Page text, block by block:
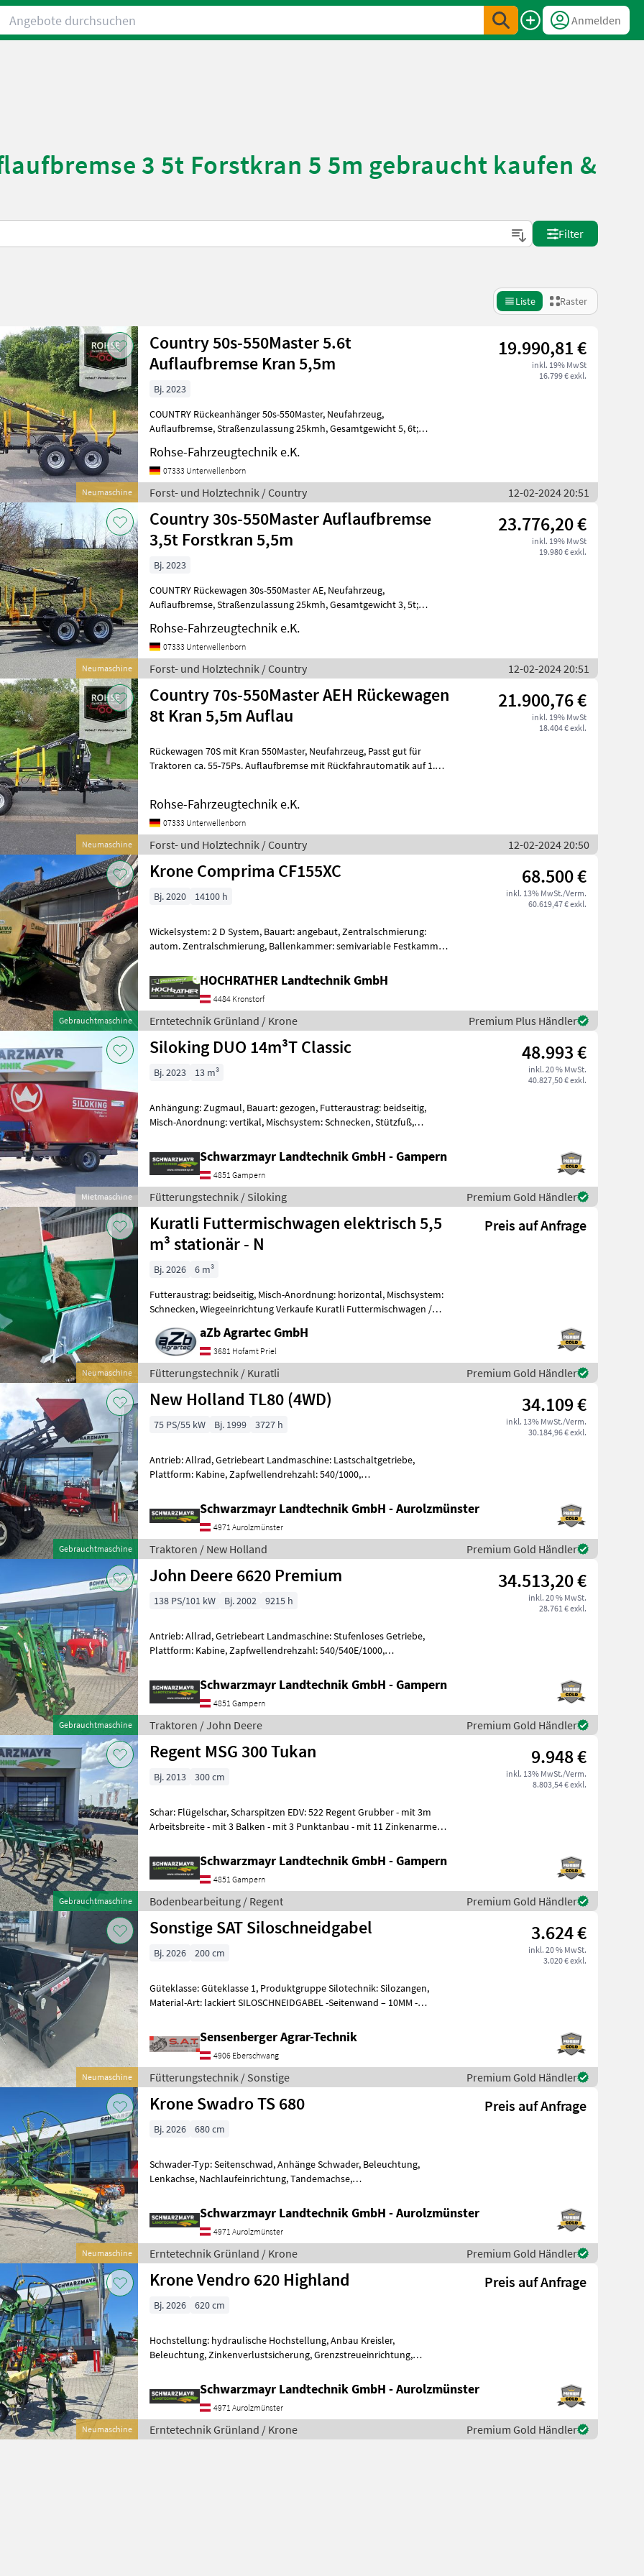
Angebote durchsuchen
Anmelden
3 5t Forstkran 5 5m gebraucht kaufen &
Filter
Liste Raster
Neumaschine
Country 50s-550Master 5.6t
Auflaufbremse Kran 5,5m
19.990,81 €
inkl. 19% MwSt
16.799 € exkl.
Bj. 2023
COUNTRY Rückeanhänger 50s-550Master, Neufahrzeug,
Auflaufbremse, Straßenzulassung 25kmh, Gesamtgewicht 5, 6t;
Rohse-Fahrzeugtechnik e.K.
07333 Unterwellenborn
Forst- und Holztechnik / Country 12-02-2024 20:51
Neumaschine
Country 30s-550Master Auflaufbremse
3,5t Forstkran 5,5m
23.776,20 €
inkl. 19% MwSt
19.980 € exkl.
Bj. 2023
COUNTRY Rückewagen 30s-550Master AE, Neufahrzeug,
Auflaufbremse, Straßenzulassung 25kmh, Gesamtgewicht 3, 5t;
Rohse-Fahrzeugtechnik e.K.
07333 Unterwellenborn
Forst- und Holztechnik / Country 12-02-2024 20:51
Neumaschine
Country 70s-550Master AEH Rückewagen
8t Kran 5,5m Auflau
21.900,76 €
inkl. 19% MwSt
18.404 € exkl.
Rückewagen 70S mit Kran 550Master, Neufahrzeug, Passt gut für
Traktoren ca. 55-75Ps. Auflaufbremse mit Rückfahrautomatik auf 1.
Rohse-Fahrzeugtechnik e.K.
07333 Unterwellenborn
Forst- und Holztechnik / Country 12-02-2024 20:50
Gebrauchtmaschine
Krone Comprima CF155XC 68.500 €
inkl. 13% MwSt./Verm.
60.619,47 € exkl.
Bj. 2020 14100 h
Wickelsystem: 2 D System, Bauart: angebaut, Zentralschmierung:
autom. Zentralschmierung, Ballenkammer: semivariable Festkammer,
HOCHRATHER Landtechnik GmbH
4484 Kronstorf
Erntetechnik Grünland / Krone Premium Plus Händler
Mietmaschine
Siloking DUO 14m³T Classic 48.993 €
inkl. 20 % MwSt.
40.827,50 € exkl.
Bj. 2023 13 m³
Anhängung: Zugmaul, Bauart: gezogen, Futteraustrag: beidseitig,
Misch-Anordnung: vertikal, Mischsystem: Schnecken, Stützfuß,
Schwarzmayr Landtechnik GmbH - Gampern
4851 Gampern
Fütterungstechnik / Siloking Premium Gold Händler
Neumaschine
Kuratli Futtermischwagen elektrisch 5,5
m³ stationär - N
Preis auf Anfrage
Bj. 2026
6 m³
Futteraustrag: beidseitig, Misch-Anordnung: horizontal, Mischsystem:
Schnecken, Wiegeeinrichtung Verkaufe Kuratli Futtermischwagen /
aZb Agrartec GmbH
3681 Hofamt Priel
Fütterungstechnik / Kuratli Premium Gold Händler
Gebrauchtmaschine
New Holland TL80 (4WD) 34.109 €
inkl. 13% MwSt./Verm.
30.184,96 € exkl.
75 PS/55 kW Bj. 1999 3727 h
Antrieb: Allrad, Getriebeart Landmaschine: Lastschaltgetriebe,
Plattform: Kabine, Zapfwellendrehzahl: 540/1000,
Schwarzmayr Landtechnik GmbH - Aurolzmünster
4971 Aurolzmünster
Traktoren / New Holland Premium Gold Händler
Gebrauchtmaschine
John Deere 6620 Premium 34.513,20 €
inkl. 20 % MwSt.
28.761 € exkl.
138 PS/101 kW Bj. 2002 9215 h
Antrieb: Allrad, Getriebeart Landmaschine: Stufenloses Getriebe,
Plattform: Kabine, Zapfwellendrehzahl: 540/540E/1000,
Schwarzmayr Landtechnik GmbH - Gampern
4851 Gampern
Traktoren / John Deere Premium Gold Händler
Gebrauchtmaschine
Regent MSG 300 Tukan 9.948 €
inkl. 13% MwSt./Verm.
8.803,54 € exkl.
Bj. 2013 300 cm
Schar: Flügelschar, Scharspitzen EDV: 522 Regent Grubber - mit 3m
Arbeitsbreite - mit 3 Balken - mit 3 Punktanbau - mit 11 Zinkenarmen -
Schwarzmayr Landtechnik GmbH - Gampern
4851 Gampern
Bodenbearbeitung / Regent Premium Gold Händler
Neumaschine
Sonstige SAT Siloschneidgabel 3.624 €
inkl. 20 % MwSt.
3.020 € exkl.
Bj. 2026 200 cm
Güteklasse: Güteklasse 1, Produktgruppe Silotechnik: Silozangen,
Material-Art: lackiert SILOSCHNEIDGABEL -Seitenwand – 10MM -
Sensenberger Agrar-Technik
4906 Eberschwang
Fütterungstechnik / Sonstige Premium Gold Händler
Neumaschine
Krone Swadro TS 680 Preis auf Anfrage
Bj. 2026 680 cm
Schwader-Typ: Seitenschwad, Anhänge Schwader, Beleuchtung,
Lenkachse, Nachlaufeinrichtung, Tandemachse,
Schwarzmayr Landtechnik GmbH - Aurolzmünster
4971 Aurolzmünster
Erntetechnik Grünland / Krone Premium Gold Händler
Neumaschine
Krone Vendro 620 Highland Preis auf Anfrage
Bj. 2026 620 cm
Hochstellung: hydraulische Hochstellung, Anbau Kreisler,
Beleuchtung, Zinkenverlustsicherung, Grenzstreueinrichtung,
Schwarzmayr Landtechnik GmbH - Aurolzmünster
4971 Aurolzmünster
Erntetechnik Grünland / Krone Premium Gold Händler